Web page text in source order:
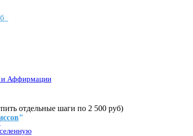
и Аффирмации
отдельные шаги по 2 500 руб)
"